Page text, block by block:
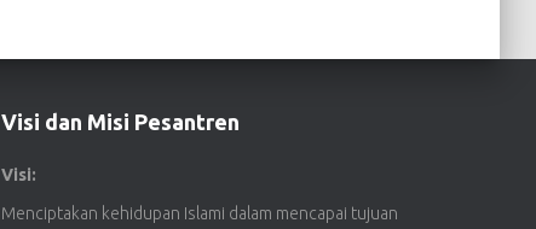
Visi dan Misi Pesantren
Visi:
Menciptakan kehidupan Islami dalam mencapai tujuan